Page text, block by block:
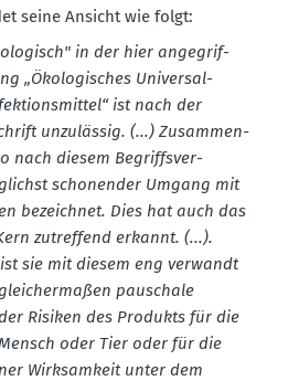
seine Ansicht wie folgt:
in der hier angegrif­
„Ökolo­gi­sches Universal-
ist nach der
unzulässig. (...) Zusam­men­
nach diesem Begriffs­ver­
schonender Umgang mit
bezeichnet. Dies hat auch das
zutreffend erkannt. (...).
sie mit diesem eng verwandt
pauschale
Risiken des Produkts für die
oder Tier oder für die
Wirksamkeit unter dem